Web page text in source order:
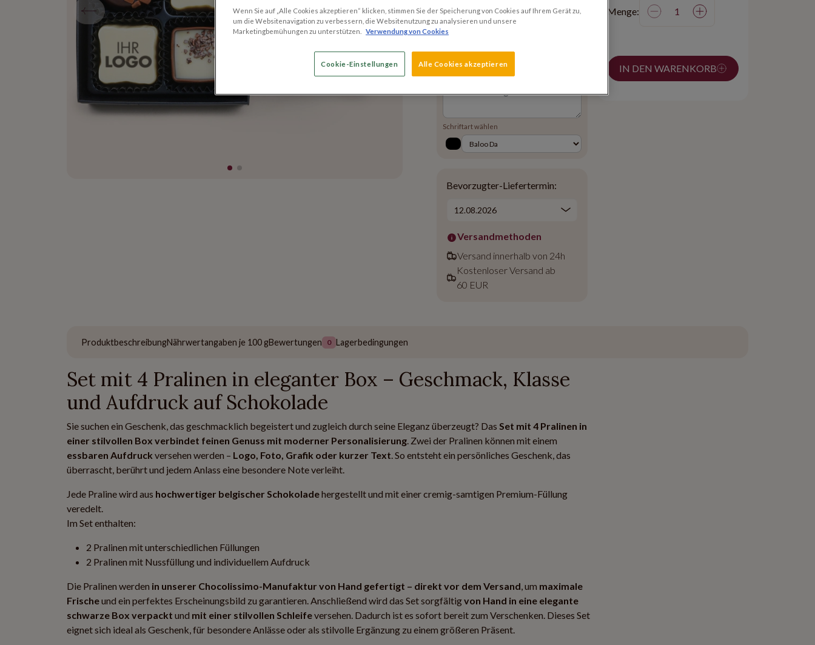
Text hinzufügen
Schriftart wählen
Bevorzugter-Liefertermin:
Versandmethoden
Versand innerhalb von 24h
Kostenloser Versand ab
60 EUR
Menge:
IN DEN WARENKORB
ProduktbeschreibungNährwertangaben je 100 gBewertungen 0 Lagerbedingungen
Set mit 4 Pralinen in eleganter Box – Geschmack, Klasse
und Aufdruck auf Schokolade
Sie suchen ein Geschenk, das geschmacklich begeistert und zugleich durch seine Eleganz überzeugt? Das Set mit 4 Pralinen in
einer stilvollen Box verbindet feinen Genuss mit moderner Personalisierung. Zwei der Pralinen können mit einem
essbaren Aufdruck versehen werden – Logo, Foto, Grafik oder kurzer Text. So entsteht ein persönliches Geschenk, das
überrascht, berührt und jedem Anlass eine besondere Note verleiht.
Jede Praline wird aus hochwertiger belgischer Schokoladehergestellt und mit einer cremig-samtigen Premium-Füllung
veredelt.
Im Set enthalten:
2 Pralinen mit unterschiedlichen Füllungen
2 Pralinen mit Nussfüllung und individuellem Aufdruck
Die Pralinen werden in unserer Chocolissimo-Manufaktur von Hand gefertigt – direkt vor dem Versand, um maximale
Frischeund ein perfektes Erscheinungsbild zu garantieren. Anschließend wird das Set sorgfältigvon Hand in eine elegante
schwarze Box verpackt und mit einer stilvollen Schleifeversehen. Dadurch ist es sofort bereit zum Verschenken. Dieses Set
eignet sich ideal als Geschenk, für besondere Anlässe oder als stilvolle Ergänzung zu einem größeren Präsent.
Wenn Sie auf „Alle Cookies akzeptieren“ klicken, stimmen Sie der Speicherung von Cookies auf Ihrem Gerät zu,
um die Websitenavigation zu verbessern, die Websitenutzung zu analysieren und unsere
Marketingbemühungen zu unterstützen.
Verwendung von Cookies
Cookie-Einstellungen Alle Cookies akzeptieren